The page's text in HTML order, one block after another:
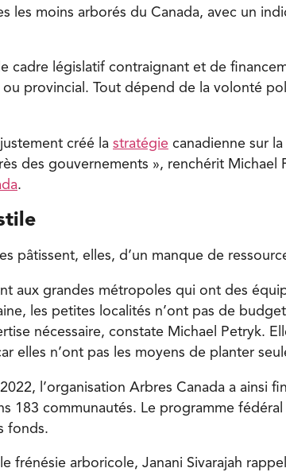
les moins arborés du Canada, avec un
cadre législatif contraignant et de
ou provincial. Tout dépend de la volonté
créé la stratégie canadienne sur
des gouvernements », renchérit
.
pâtissent, elles, d’un manque de
aux grandes métropoles qui ont des
les petites localités n’ont pas de
nécessaire, constate Michael Petryk.
elles n’ont pas les moyens de planter
l’organisation Arbres Canada a ainsi
183 communautés. Le programme fédéral
fonds.
frénésie arboricole, Janani Sivarajah